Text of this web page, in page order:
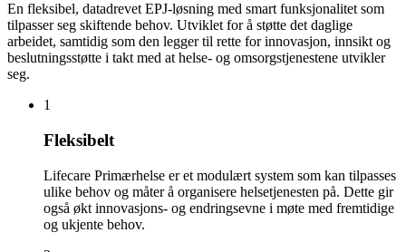
En fleksibel, datadrevet EPJ-løsning med smart funksjonalitet som
tilpasser seg skiftende behov. Utviklet for å støtte det daglige
arbeidet, samtidig som den legger til rette for innovasjon, innsikt og
beslutningsstøtte i takt med at helse- og omsorgstjenestene utvikler
seg.
1
Fleksibelt
Lifecare Primærhelse er et modulært system som kan tilpasses
ulike behov og måter å organisere helsetjenesten på. Dette gir
også økt innovasjons- og endringsevne i møte med fremtidige
og ukjente behov.